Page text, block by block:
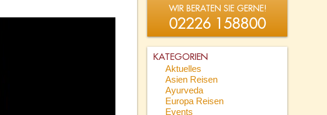
WIR BERATEN SIE GERNE!
02226 158800
KATEGORIEN
Aktuelles
Asien Reisen
Ayurveda
Europa Reisen
Events